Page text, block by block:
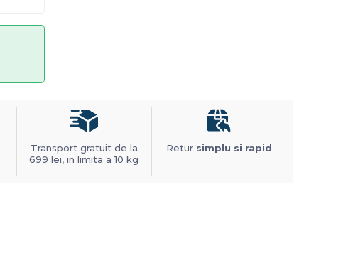
Transport gratuit de la
699 lei, in limita a 10 kg
Retur simplu si rapid